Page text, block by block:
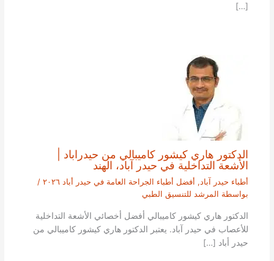
[…]
الدكتور هاري كيشور كاميبالي من حيدراباد |
الأشعة التداخلية في حيدر آباد، الهند
أطباء حيدر آباد, أفضل أطباء الجراحة العامة في حيدر أباد ٢٠٢٦
/
بواسطة المرشد للتنسيق الطبي
الدكتور هاري كيشور كاميبالي أفضل أخصائي الأشعة التداخلية
للأعصاب في حيدر آباد. يعتبر الدكتور هاري كيشور كاميبالي من
حيدر أباد […]